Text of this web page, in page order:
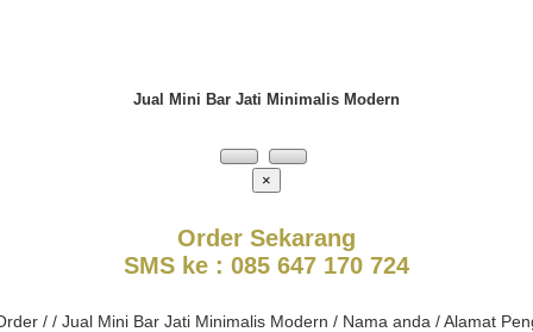
Jual Mini Bar Jati Minimalis Modern
×
Order Sekarang
SMS ke : 085 647 170 724
/ / Jual Mini Bar Jati Minimalis Modern / Nama anda / Alamat